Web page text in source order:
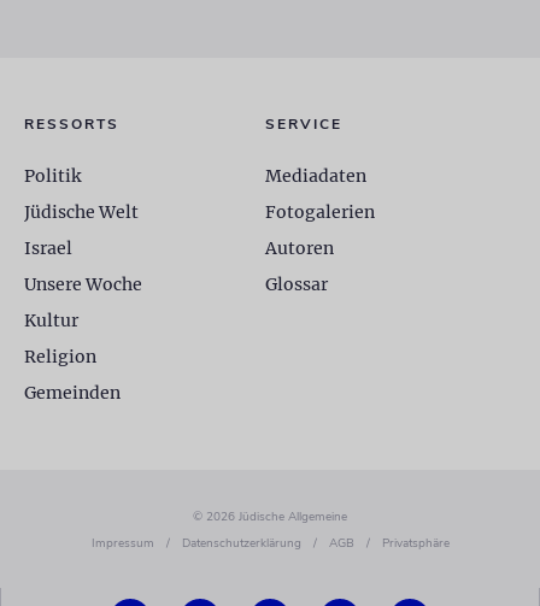
RESSORTS
Politik
Jüdische Welt
Israel
Unsere Woche
Kultur
Religion
Gemeinden
SERVICE
Mediadaten
Fotogalerien
Autoren
Glossar
© 2026 Jüdische Allgemeine
Impressum
/ Datenschutzerklärung / AGB / Privatsphäre